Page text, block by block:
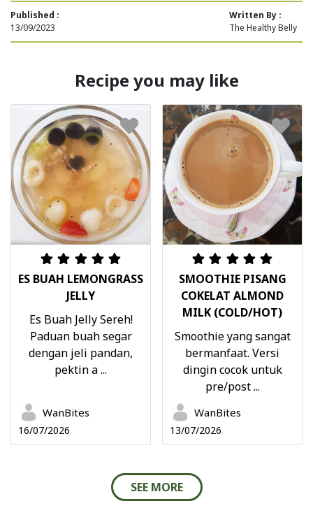
Published :
13/09/2023
Written By :
The Healthy Belly
Recipe you may like
ES BUAH LEMONGRASS
JELLY
Es Buah Jelly Sereh!
Paduan buah segar
dengan jeli pandan,
pektin a ...
WanBites
16/07/2026
SMOOTHIE PISANG
COKELAT ALMOND
MILK (COLD/HOT)
Smoothie yang sangat
bermanfaat. Versi
dingin cocok untuk
pre/post ...
WanBites
13/07/2026
SEE MORE